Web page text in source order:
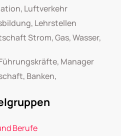
Luftverkehr
Lehrstellen
Strom, Gas, Wasser,
Manager
Banken,
Berufe